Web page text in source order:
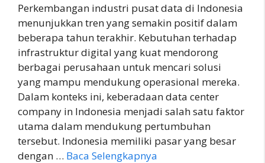
Perkembangan industri pusat data di Indonesia
menunjukkan tren yang semakin positif dalam
beberapa tahun terakhir. Kebutuhan terhadap
infrastruktur digital yang kuat mendorong
berbagai perusahaan untuk mencari solusi
yang mampu mendukung operasional mereka.
Dalam konteks ini, keberadaan data center
company in Indonesia menjadi salah satu faktor
utama dalam mendukung pertumbuhan
tersebut. Indonesia memiliki pasar yang besar
dengan … Baca Selengkapnya